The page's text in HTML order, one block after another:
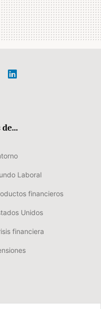
Laboral
financieros
Unidos
financiera